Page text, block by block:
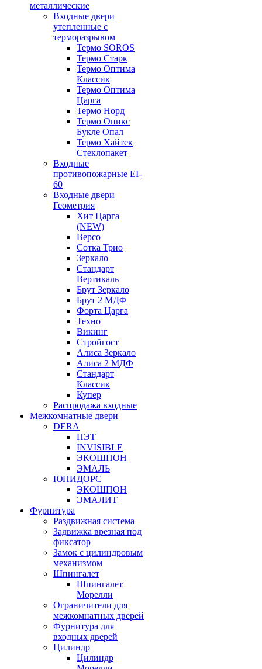
металлические
Входные двери
утепленные с
терморазрывом
Термо SOROS
Термо Старк
Термо Оптима
Классик
Термо Оптима
Царга
Термо Норд
Термо Оникс
Букле Опал
Термо Хайтек
Стеклопакет
Входные
противопожарные EI-
60
Входные двери
Геометрия
Хит Царга
(NEW)
Версо
Сотка Трио
Зеркало
Стандарт
Вертикаль
Брут Зеркало
Брут 2 МДФ
Форта Царга
Техно
Викинг
Стройгост
Алиса Зеркало
Алиса 2 МДФ
Стандарт
Классик
Купер
Распродажа входные
Межкомнатные двери
DERA
ПЭТ
INVISIBLE
ЭКОШПОН
ЭМАЛЬ
ЮНИДОРС
ЭКОШПОН
ЭМАЛИТ
Фурнитура
Раздвижная система
Задвижка врезная под
фиксатор
Замок с цилиндровым
механизмом
Шпингалет
Шпингалет
Морелли
Ограничители для
межкомнатных дверей
Фурнитура для
входных дверей
Цилиндр
Цилиндр